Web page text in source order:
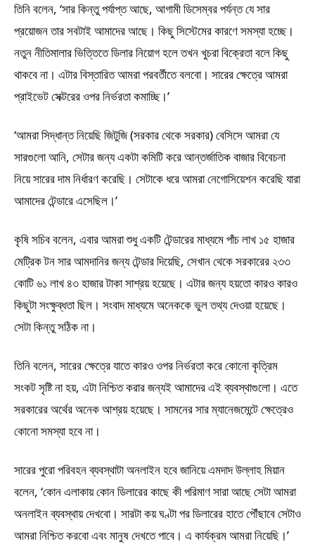
তিনি বলেন, ‘সার কিন্তু পর্যাপ্ত আছে, আগামী ডিসেম্বর পর্যন্ত যে সার
প্রয়োজন তার সবটাই আমাদের আছে। কিছু সিস্টেমের কারণে সমস্যা হচ্ছে।
নতুন নীতিমালার ভিত্তিতে ডিলার নিয়োগ হলে তখন খুচরা বিক্রেতা বলে কিছু
থাকবে না। এটার বিস্তারিত আমরা পরবর্তীতে বলবো। সারের ক্ষেত্রে আমরা
প্রাইভেট সেক্টরের ওপর নির্ভরতা কমাচ্ছি।’
‘আমরা সিদ্ধান্ত নিয়েছি জিটুজি (সরকার থেকে সরকার) বেসিসে আমরা যে
সারগুলো আনি, সেটার জন্য একটা কমিটি করে আন্তর্জাতিক বাজার বিবেচনা
নিয়ে সারের দাম নির্ধারণ করেছি। সেটাকে ধরে আমরা নেগোসিয়েশন করেছি যারা
আমাদের টেন্ডারে এসেছিল।’
কৃষি সচিব বলেন, এবার আমরা শুধু একটি টেন্ডারের মাধ্যমে পাঁচ লাখ ১৫ হাজার
মেট্রিক টন সার আমদানির জন্য টেন্ডার দিয়েছি, সেখান থেকে সরকারের ২৩৩
কোটি ৬১ লাখ ৪৩ হাজার টাকা সাশ্রয় হয়েছে। এটার জন্য হয়তো কারও কারও
কিছুটা সংক্ষুব্ধতা ছিল। সংবাদ মাধ্যমে অনেককে ভুল তথ্য দেওয়া হয়েছে।
সেটা কিন্তু সঠিক না।
তিনি বলেন, সারের ক্ষেত্রে যাতে কারও ওপর নির্ভরতা করে কোনো কৃত্রিম
সংকট সৃষ্টি না হয়, এটা নিশ্চিত করার জন্যই আমাদের এই ব্যবস্থাগুলো। এতে
সরকারের অর্থের অনেক আশ্রয় হয়েছে। সামনের সার ম্যানেজমেন্টে ক্ষেত্রেও
কোনো সমস্যা হবে না।
সারের পুরো পরিবহন ব্যবস্থাটা অনলাইন হবে জানিয়ে এমদাদ উল্লাহ মিয়ান
বলেন, ‘কোন এলাকায় কোন ডিলারের কাছে কী পরিমাণ সারা আছে সেটা আমরা
অনলাইন ব্যবস্থায় দেখবো। সারটা কয় ঘণ্টা পর ডিলারের হাতে পৌঁছাবে সেটাও
আমরা নিশ্চিত করবো এবং মানুষ দেখতে পাবে। এ কার্যক্রম আমরা নিয়েছি।’